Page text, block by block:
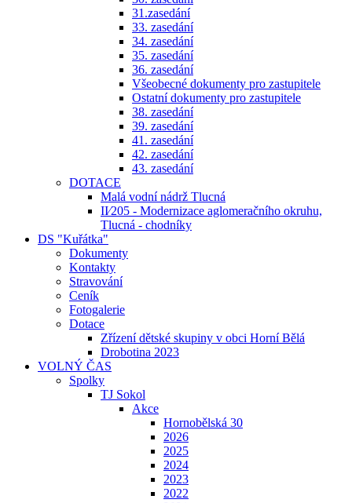
31.zasedání
33. zasedání
34. zasedání
35. zasedání
36. zasedání
Všeobecné dokumenty pro zastupitele
Ostatní dokumenty pro zastupitele
38. zasedání
39. zasedání
41. zasedání
42. zasedání
43. zasedání
DOTACE
Malá vodní nádrž Tlucná
II⁄205 - Modernizace aglomeračního okruhu,
Tlucná - chodníky
DS "Kuřátka"
Dokumenty
Kontakty
Stravování
Ceník
Fotogalerie
Dotace
Zřízení dětské skupiny v obci Horní Bělá
Drobotina 2023
VOLNÝ ČAS
Spolky
TJ Sokol
Akce
Hornobělská 30
2026
2025
2024
2023
2022